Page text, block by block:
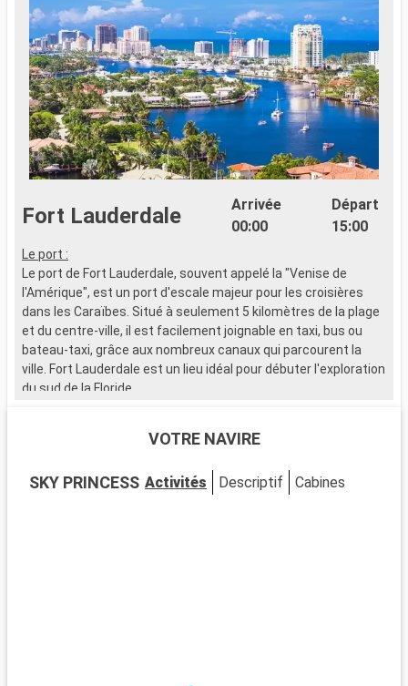
Fort Lauderdale
Arrivée
00:00
Départ
15:00
Le port :
Le port de Fort Lauderdale, souvent appelé la "Venise de
l'Amérique", est un port d'escale majeur pour les croisières
dans les Caraïbes. Situé à seulement 5 kilomètres de la plage
et du centre-ville, il est facilement joignable en taxi, bus ou
bateau-taxi, grâce aux nombreux canaux qui parcourent la
ville. Fort Lauderdale est un lieu idéal pour débuter l'exploration
du sud de la Floride.
Fort Lauderdale est réputée pour ses plages de sable et ses
galeries d'art et restaurants, offre une expérience de
VOTRE NAVIRE
SKY PRINCESS Activités Descriptif Cabines